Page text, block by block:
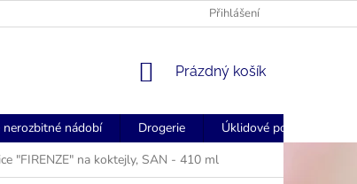
UBROUSKY - FORSTCZ FORSTCZ DOPRAVA ZDARMA
Přihlášení
NÁKUPNÍ
Prázdný košík
nerozbitné nádobí Drogerie
Úklidové pomůcky
"FIRENZE" na koktejly, SAN - 410 ml